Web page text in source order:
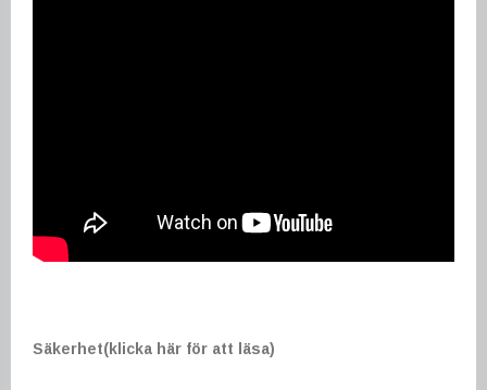
Säkerhet(klicka här för att läsa)